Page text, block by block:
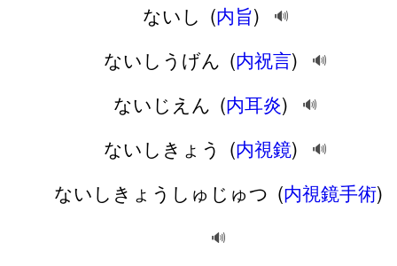
ないし (内旨) 🔊
ないしうげん (内祝言) 🔊
ないじえん (内耳炎) 🔊
ないしきょう (内視鏡) 🔊
ないしきょうしゅじゅつ (内視鏡手術)
🔊